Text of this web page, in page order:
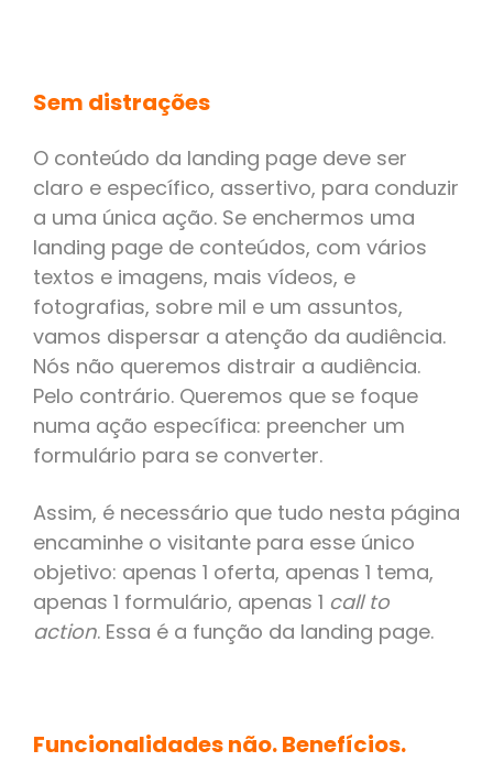
Sem distrações
O conteúdo da landing page deve ser
claro e específico, assertivo, para conduzir
a uma única ação. Se enchermos uma
landing page de conteúdos, com vários
textos e imagens, mais vídeos, e
fotografias, sobre mil e um assuntos,
vamos dispersar a atenção da audiência.
Nós não queremos distrair a audiência.
Pelo contrário. Queremos que se foque
numa ação específica: preencher um
formulário para se converter.
Assim, é necessário que tudo nesta página
encaminhe o visitante para esse único
objetivo: apenas 1 oferta, apenas 1 tema,
apenas 1 formulário, apenas 1 call to
action. Essa é a função da landing page.
Funcionalidades não. Benefícios.